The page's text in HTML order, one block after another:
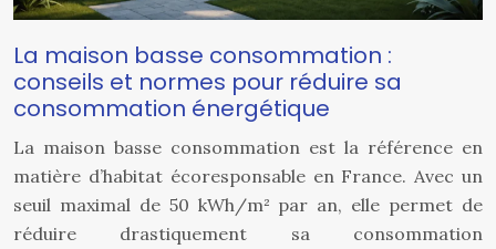
La maison basse consommation :
conseils et normes pour réduire sa
consommation énergétique
La maison basse consommation est la référence en
matière d’habitat écoresponsable en France. Avec un
seuil maximal de 50 kWh/m² par an, elle permet de
réduire drastiquement sa consommation